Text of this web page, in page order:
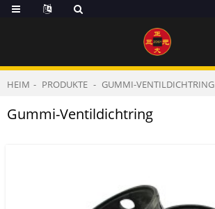
HEIM PRODUKTE GUMMI-VENTILDICHTRING
Gummi-Ventildichtring